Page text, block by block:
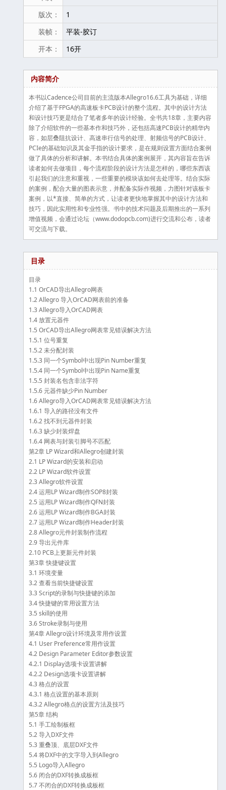
版次：
1
装帧：
平装-胶订
开本：
16开
内容简介
本书以Cadence公司目前的主流版本Allegro16.6工具为基础，详细
介绍了基于FPGA的高速板卡PCB设计的整个流程。其中的设计方法
和设计技巧更是结合了笔者多年的设计经验。全书共18章，主要内容
除了介绍软件的一些基本作和技巧外，还包括高速PCB设计的精华内
容，如层叠阻抗设计、高速串行信号的处理、射频信号的PCB设计、
PCIe的基础知识及其金手指的设计要求，是在规则设置方面结合案例
做了具体的分析和讲解。本书结合具体的案例展开，其内容旨在告诉
读者如何去做项目，每个流程阶段的设计方法是怎样的，哪些东西该
引起我们的注意和重视，一些重要的模块该如何去处理等。结合实际
的案例，配合大量的图表示意，并配备实际作视频，力图针对该板卡
案例，以*直接、简单的方式，让读者更快地掌握其中的设计方法和
技巧，因此实用性和专业性强。书中的技术问题及后期推出的一系列
增值视频，会通过论坛（www.dodopcb.com)进行交流和公布，读者
可交流与下载。
目录
目录
1.1 OrCAD导出Allegro网表
1.2 Allegro 导入OrCAD网表前的准备
1.3 Allegro导入OrCAD网表
1.4 放置元器件
1.5 OrCAD导出Allegro网表常见错误解决方法
1.5.1 位号重复
1.5.2 未分配封装
1.5.3 同一个Symbol中出现Pin Number重复
1.5.4 同一个Symbol中出现Pin Name重复
1.5.5 封装名包含非法字符
1.5.6 元器件缺少Pin Number
1.6 Allegro导入OrCAD网表常见错误解决方法
1.6.1 导入的路径没有文件
1.6.2 找不到元器件封装
1.6.3 缺少封装焊盘
1.6.4 网表与封装引脚号不匹配
第2章 LP Wizard和Allegro创建封装
2.1 LP Wizard的安装和启动
2.2 LP Wizard软件设置
2.3 Allegro软件设置
2.4 运用LP Wizard制作SOP8封装
2.5 运用LP Wizard制作QFN封装
2.6 运用LP Wizard制作BGA封装
2.7 运用LP Wizard制作Header封装
2.8 Allegro元件封装制作流程
2.9 导出元件库
2.10 PCB上更新元件封装
第3章 快捷键设置
3.1 环境变量
3.2 查看当前快捷键设置
3.3 Script的录制与快捷键的添加
3.4 快捷键的常用设置方法
3.5 skill的使用
3.6 Stroke录制与使用
第4章 Allegro设计环境及常用作设置
4.1 User Preference常用作设置
4.2 Design Parameter Editor参数设置
4.2.1 Display选项卡设置讲解
4.2.2 Design选项卡设置讲解
4.3 格点的设置
4.3.1 格点设置的基本原则
4.3.2 Allegro格点的设置方法及技巧
第5章 结构
5.1 手工绘制板框
5.2 导入DXF文件
5.3 重叠顶、底层DXF文件
5.4 将DXF中的文字导入到Allegro
5.5 Logo导入Allegro
5.6 闭合的DXF转换成板框
5.7 不闭合的DXF转换成板框